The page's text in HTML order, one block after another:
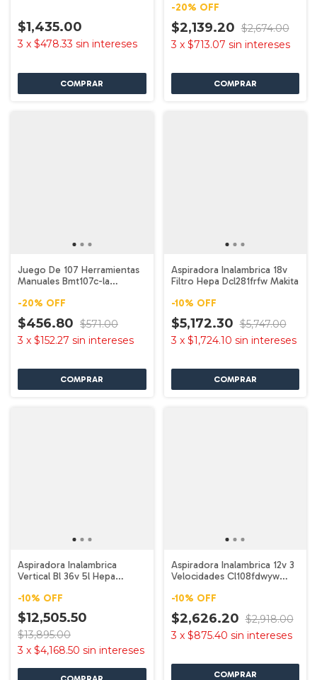
$1,435.00
3 x $478.33 sin intereses
-20% OFF
$2,139.20 $2,674.00
3 x $713.07 sin intereses
Juego De 107 Herramientas
Manuales Bmt107c-la
-20% OFF
$456.80 $571.00
3 x $152.27 sin intereses
Aspiradora Inalambrica 18v
Filtro Hepa Dcl281frfw Makita
-10% OFF
$5,172.30 $5,747.00
3 x $1,724.10 sin intereses
Aspiradora Inalambrica
Vertical Bl 36v 5l Hepa
-10% OFF
$12,505.50
$13,895.00
3 x $4,168.50 sin intereses
Aspiradora Inalambrica 12v 3
Velocidades Cl108fdwyw
-10% OFF
$2,626.20 $2,918.00
3 x $875.40 sin intereses